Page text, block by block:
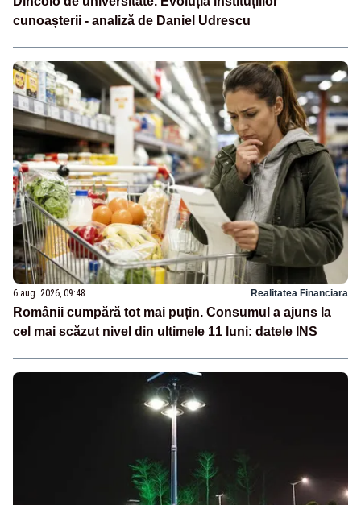
cunoașterii - analiză de Daniel Udrescu
6 aug. 2026, 09:48 Realitatea Financiara
Românii cumpără tot mai puțin. Consumul a ajuns la
cel mai scăzut nivel din ultimele 11 luni: datele INS